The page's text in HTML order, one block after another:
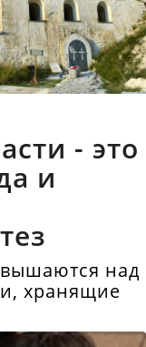
- это
и
над
хранящие